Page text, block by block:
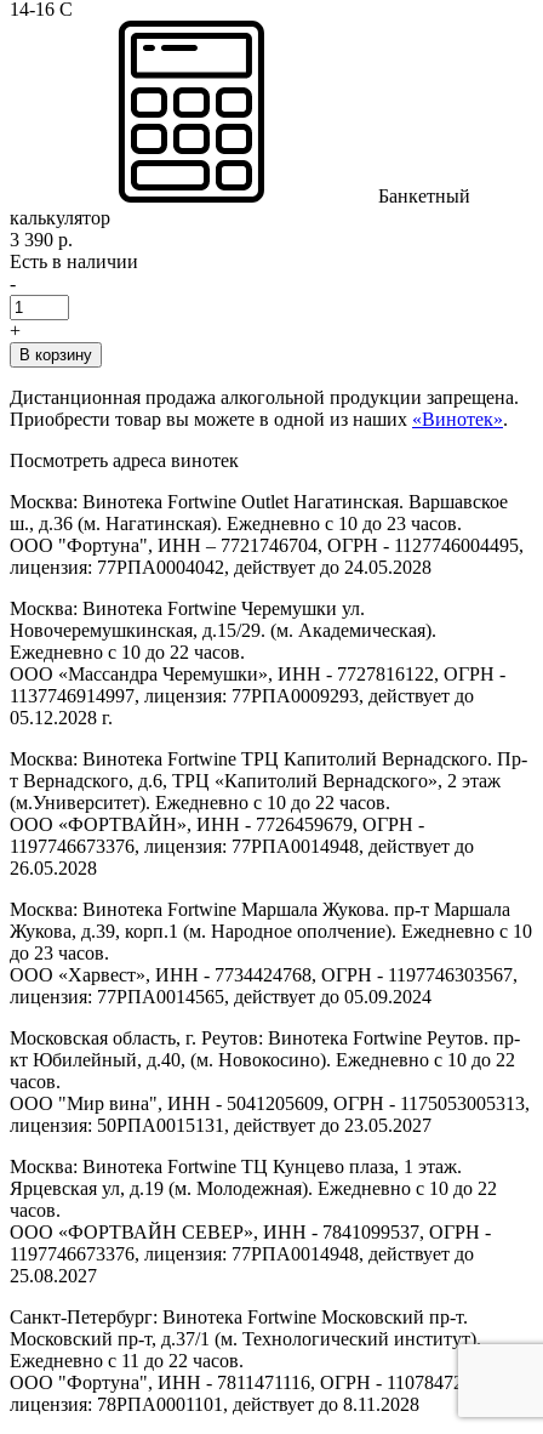
14-16 C
Банкетный
калькулятор
3 390 р.
Есть в наличии
-
+
В корзину
Дистанционная продажа алкогольной продукции запрещена.
Приобрести товар вы можете в одной из наших «Винотек».
Посмотреть адреса винотек
Москва: Винотека Fortwine Outlet Нагатинская. Варшавское
ш., д.36 (м. Нагатинская). Ежедневно с 10 до 23 часов.
ООО "Фортуна", ИНН – 7721746704, ОГРН - 1127746004495,
лицензия: 77РПА0004042, действует до 24.05.2028
Москва: Винотека Fortwine Черемушки ул.
Новочеремушкинская, д.15/29. (м. Академическая).
Ежедневно с 10 до 22 часов.
ООО «Массандра Черемушки», ИНН - 7727816122, ОГРН -
1137746914997, лицензия: 77РПА0009293, действует до
05.12.2028 г.
Москва: Винотека Fortwine ТРЦ Капитолий Вернадского. Пр-
т Вернадского, д.6, ТРЦ «Капитолий Вернадского», 2 этаж
(м.Университет). Ежедневно с 10 до 22 часов.
ООО «ФОРТВАЙН», ИНН - 7726459679, ОГРН -
1197746673376, лицензия: 77РПА0014948, действует до
26.05.2028
Москва: Винотека Fortwine Маршала Жукова. пр-т Маршала
Жукова, д.39, корп.1 (м. Народное ополчение). Ежедневно с 10
до 23 часов.
ООО «Харвест», ИНН - 7734424768, ОГРН - 1197746303567,
лицензия: 77РПА0014565, действует до 05.09.2024
Московская область, г. Реутов: Винотека Fortwine Реутов. пр-
кт Юбилейный, д.40, (м. Новокосино). Ежедневно с 10 до 22
часов.
ООО "Мир вина", ИНН - 5041205609, ОГРН - 1175053005313,
лицензия: 50РПА0015131, действует до 23.05.2027
Москва: Винотека Fortwine ТЦ Кунцево плаза, 1 этаж.
Ярцевская ул, д.19 (м. Молодежная). Ежедневно с 10 до 22
часов.
ООО «ФОРТВАЙН СЕВЕР», ИНН - 7841099537, ОГРН -
1197746673376, лицензия: 77РПА0014948, действует до
25.08.2027
Санкт-Петербург: Винотека Fortwine Московский пр-т.
Московский пр-т, д.37/1 (м. Технологический институт).
Ежедневно с 11 до 22 часов.
ООО "Фортуна", ИНН - 7811471116, ОГРН - 1107847277438,
лицензия: 78РПА0001101, действует до 8.11.2028